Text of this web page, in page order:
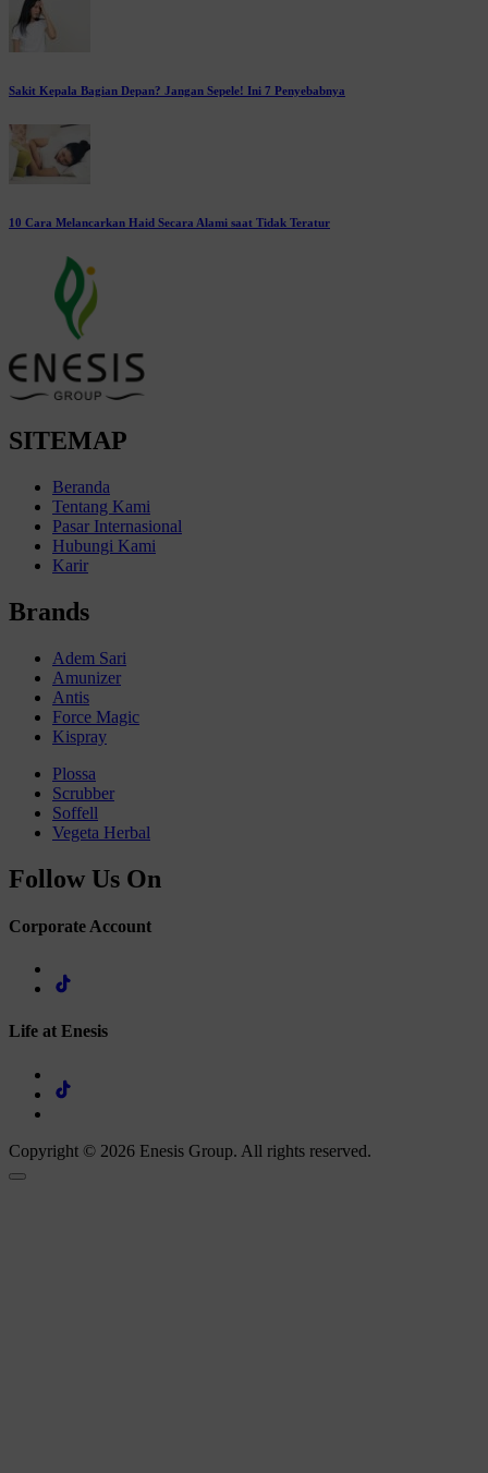
Sakit Kepala Bagian Depan? Jangan Sepele! Ini 7 Penyebabnya
10 Cara Melancarkan Haid Secara Alami saat Tidak Teratur
SITEMAP
Beranda
Tentang Kami
Pasar Internasional
Hubungi Kami
Karir
Brands
Adem Sari
Amunizer
Antis
Force Magic
Kispray
Plossa
Scrubber
Soffell
Vegeta Herbal
Follow Us On
Corporate Account
Life at Enesis
Copyright © 2026 Enesis Group. All rights reserved.